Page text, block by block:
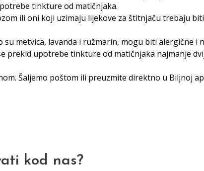
tinkture od matičnjaka.
ili oni koji uzimaju lijekove za štitnjaču trebaju
metvica, lavanda i ružmarin, mogu biti alergične i
prekid upotrebe tinkture od matičnjaka najmanje
Šaljemo poštom ili preuzmite direktno u Biljnoj
kod nas?